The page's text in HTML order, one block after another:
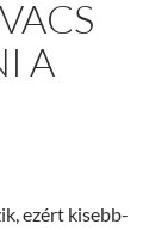
A
ezért kisebb-